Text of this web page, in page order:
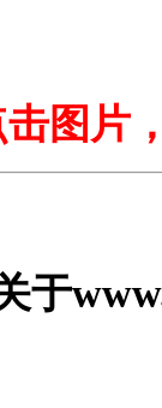
击图片
关于